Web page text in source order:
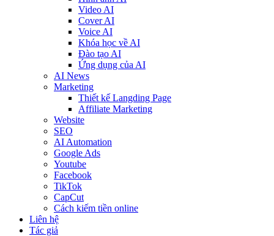
Video AI
Cover AI
Voice AI
Khóa học về AI
Đào tạo AI
Ứng dụng của AI
AI News
Marketing
Thiết kế Langding Page
Affiliate Marketing
Website
SEO
AI Automation
Google Ads
Youtube
Facebook
TikTok
CapCut
Cách kiếm tiền online
Liên hệ
Tác giả